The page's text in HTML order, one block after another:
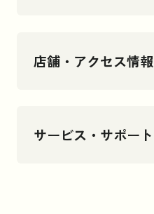
店舗・アクセス情報
サービス・サポート